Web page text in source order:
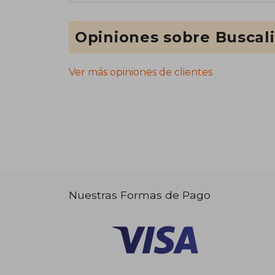
Opiniones sobre
Ver más opiniones de clientes
Nuestras Formas de Pago